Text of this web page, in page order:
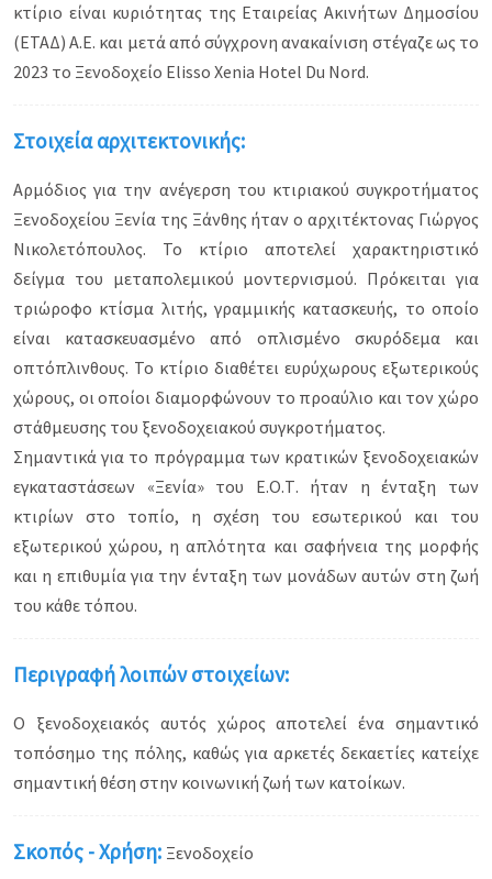
κτίριο είναι κυριότητας της Εταιρείας Ακινήτων Δημοσίου
(ΕΤΑΔ) Α.Ε. και μετά από σύγχρονη ανακαίνιση στέγαζε ως το
2023 το Ξενοδοχείο Elisso Xenia Hotel Du Nord.
Στοιχεία αρχιτεκτονικής:
Αρμόδιος για την ανέγερση του κτιριακού συγκροτήματος
Ξενοδοχείου Ξενία της Ξάνθης ήταν ο αρχιτέκτονας Γιώργος
Νικολετόπουλος. Το κτίριο αποτελεί χαρακτηριστικό
δείγμα του μεταπολεμικού μοντερνισμού. Πρόκειται για
τριώροφο κτίσμα λιτής, γραμμικής κατασκευής, το οποίο
είναι κατασκευασμένο από οπλισμένο σκυρόδεμα και
οπτόπλινθους. Το κτίριο διαθέτει ευρύχωρους εξωτερικούς
χώρους, οι οποίοι διαμορφώνουν το προαύλιο και τον χώρο
στάθμευσης του ξενοδοχειακού συγκροτήματος.
Σημαντικά για το πρόγραμμα των κρατικών ξενοδοχειακών
εγκαταστάσεων «Ξενία» του Ε.Ο.Τ. ήταν η ένταξη των
κτιρίων στο τοπίο, η σχέση του εσωτερικού και του
εξωτερικού χώρου, η απλότητα και σαφήνεια της μορφής
και η επιθυμία για την ένταξη των μονάδων αυτών στη ζωή
του κάθε τόπου.
Περιγραφή λοιπών στοιχείων:
Ο ξενοδοχειακός αυτός χώρος αποτελεί ένα σημαντικό
τοπόσημο της πόλης, καθώς για αρκετές δεκαετίες κατείχε
σημαντική θέση στην κοινωνική ζωή των κατοίκων.
Σκοπός - Χρήση: Ξενοδοχείο